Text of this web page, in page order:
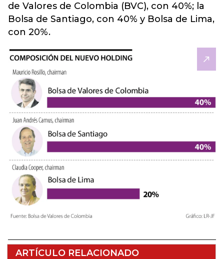
de Valores de Colombia (BVC), con 40%; la
Bolsa de Santiago, con 40% y Bolsa de Lima,
con 20%.
ARTÍCULO RELACIONADO